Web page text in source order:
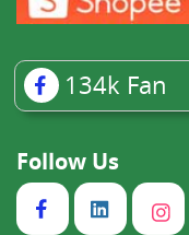
134k Fan
Follow Us